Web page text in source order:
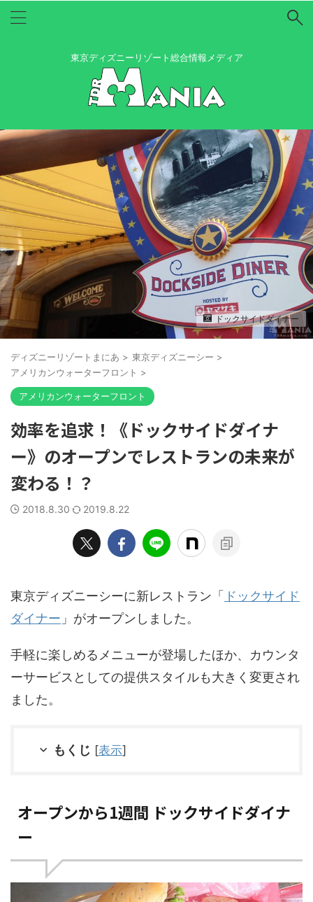
東京ディズニーリゾート総合情報メディア
ドックサイドダイナー
ディズニーリゾートまにあ > 東京ディズニーシー >
アメリカンウォーターフロント >
アメリカンウォーターフロント
効率を追求！《ドックサイドダイナ
ー》のオープンでレストランの未来が
変わる！？
2018.8.30 2019.8.22
東京ディズニーシーに新レストラン「 ドックサイド
ダイナー 」がオープンしました。
手軽に楽しめるメニューが登場したほか、カウンタ
ーサービスとしての提供スタイルも大きく変更され
ました。
もくじ [表示]
オープンから1週間 ドックサイドダイナ
ー